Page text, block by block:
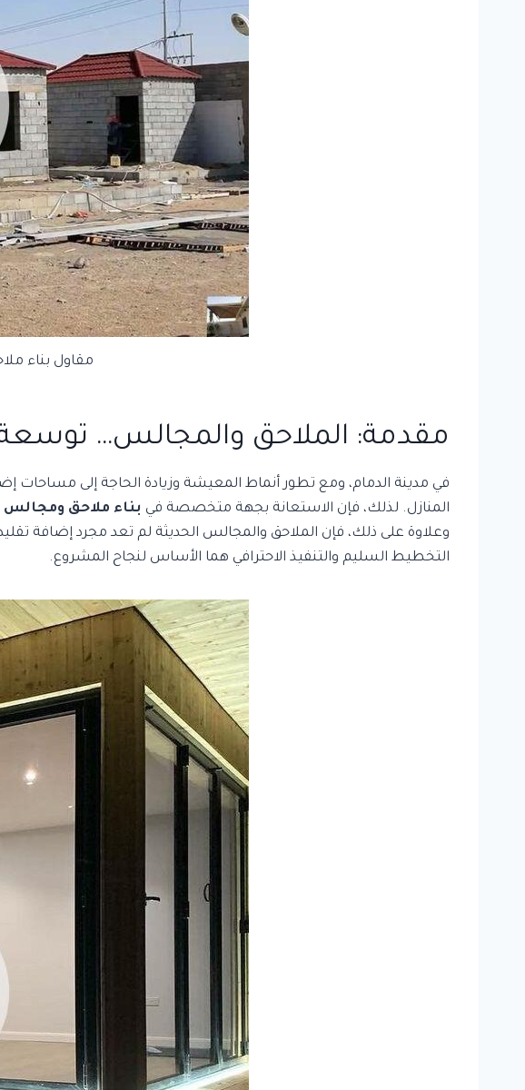
مقاول بناء
مقدمة: الملاحق والمجالس…
في مدينة الدمام، ومع تطور أنماط المعيشة وزيادة الحاجة إلى مساحات
المنازل. لذلك، فإن الاستعانة بجهة متخصصة في بناء ملاحق ومجالس
وعلاوة على ذلك، فإن الملاحق والمجالس الحديثة لم تعد مجرد إضافة
التخطيط السليم والتنفيذ الاحترافي هما الأساس لنجاح المشروع.